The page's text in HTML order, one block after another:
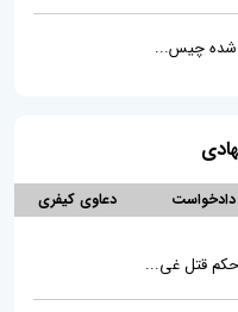
شده چیس...
دادخواست دعاوی کیفری
حکم قتل غی...